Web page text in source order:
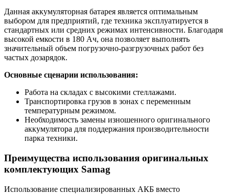
Данная аккумуляторная батарея является оптимальным
выбором для предприятий, где техника эксплуатируется в
стандартных или средних режимах интенсивности. Благодаря
высокой емкости в 180 Ач, она позволяет выполнять
значительный объем погрузочно-разгрузочных работ без
частых дозарядок.
Основные сценарии использования:
Работа на складах с высокими стеллажами.
Транспортировка грузов в зонах с переменным
температурным режимом.
Необходимость замены изношенного оригинального
аккумулятора для поддержания производительности
парка техники.
Преимущества использования оригинальных
комплектующих Samag
Использование специализированных АКБ вместо